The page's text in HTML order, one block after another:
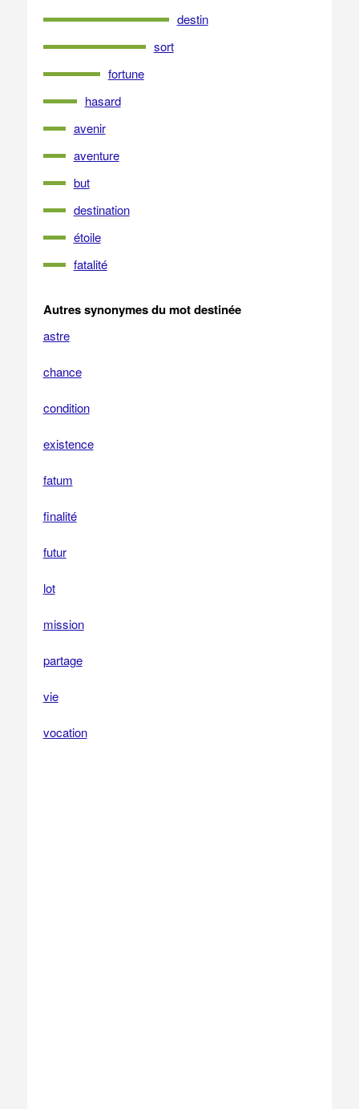
destin
sort
fortune
hasard
avenir
aventure
but
destination
étoile
fatalité
Autres synonymes du mot destinée
astre
chance
condition
existence
fatum
finalité
futur
lot
mission
partage
vie
vocation